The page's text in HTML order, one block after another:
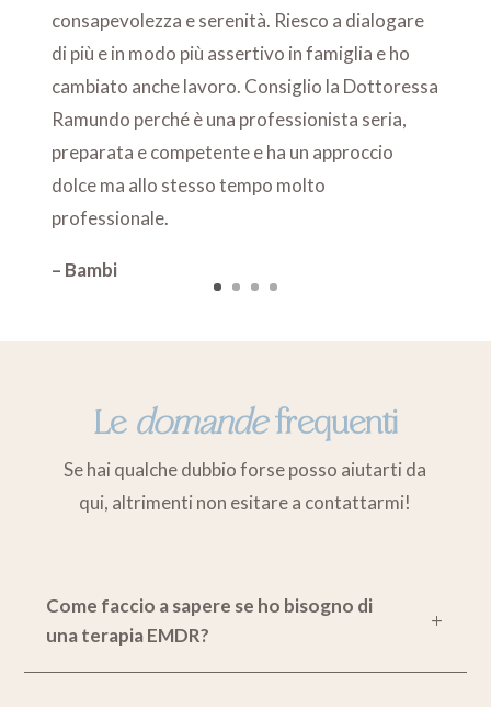
consapevolezza e serenità. Riesco a dialogare
di più e in modo più assertivo in famiglia e ho
cambiato anche lavoro. Consiglio la Dottoressa
Ramundo perché è una professionista seria,
preparata e competente e ha un approccio
dolce ma allo stesso tempo molto
professionale.
– Bambi
Ledomandefrequenti
Se hai qualche dubbio forse posso aiutarti da
qui, altrimenti non esitare a contattarmi!
Come faccio a sapere se ho bisogno di
una terapia EMDR?